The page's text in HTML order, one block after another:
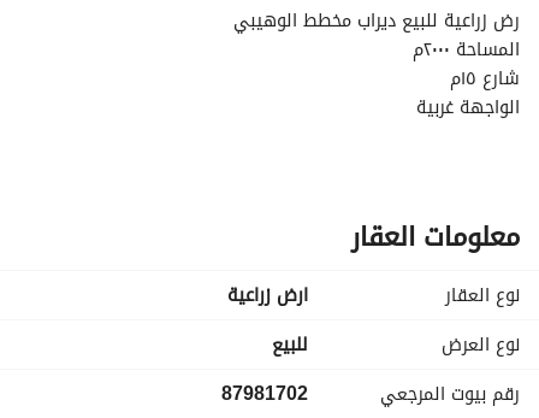
رض زراعية للبيع ديراب مخطط الوهيبي
المساحة ٢٠٠٠م
شارع ١٥م
الواجهة غربية
جنوب ٥٠م
شرق ٤٠م
غرب ٤٠م
•⁠ ⁠قريبة من مشروع القدية
•⁠ ⁠صك الكتروني
معلومات العقار
نوع العقار
ارض زراعية
نوع العرض
للبيع
رقم بيوت المرجعي
87981702